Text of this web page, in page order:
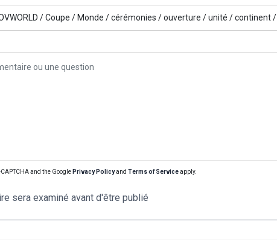
/Coupe / Monde /cérémonies /ouverture /unité /continent /
and the Google Privacy Policyand Terms of Serviceapply.
sera examiné avant d'être publié